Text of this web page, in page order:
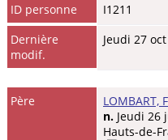
ID personne
I1211
Dernière
modif.
Jeudi 27 oct
Père LOMBART,
n. Jeudi 26
Hauts-de-